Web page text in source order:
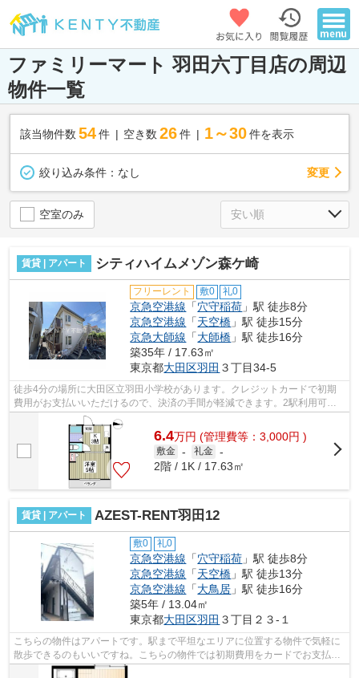
ファミリーマート 羽田六丁目店の周辺
物件一覧
該当物件数 54件 空き数 26 件 1～30 件を表示
絞り込み条件： なし 変更
空室のみ
賃貸 | アパート シティハイムメゾン森ケ崎
フリーレント 敷0 礼0
京急空港線 「穴守稲荷 」駅 徒歩8分
京急空港線 「天空橋 」駅 徒歩15分
京急大師線 「大師橋 」駅 徒歩16分
築35年 / 17.63㎡
東京都大田区羽田 ３丁目34-5
徒歩4分の場所に大田区立羽田小学校があります。クレジットカードで初期
費用がお支払いいただけるので、決済の手間が軽減できます。2駅利用可能
な物件で目的地に応じて路線を選ぶこと...
6.4万円 (管理費等：3,000円 )
敷金 - 礼金 -
2階 / 1K / 17.63㎡
賃貸 | アパート AZEST-RENT羽田12
敷0 礼0
京急空港線 「穴守稲荷 」駅 徒歩8分
京急空港線 「天空橋 」駅 徒歩13分
京急空港線 「大鳥居 」駅 徒歩16分
築5年 / 13.04㎡
東京都大田区羽田 ３丁目２３-１
こちらの物件はアパートです。駅まで平坦なエリアに位置する物件で気軽に
散歩できるのもいいですね。こちらの物件では初期費用をカードでお支払い
いただけます。忙しい日でもゴミ出し...